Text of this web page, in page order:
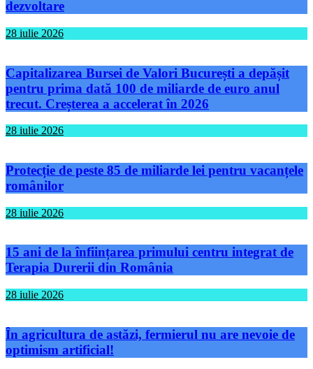
dezvoltare
28 iulie 2026
Capitalizarea Bursei de Valori București a depășit
pentru prima dată 100 de miliarde de euro anul
trecut. Creșterea a accelerat în 2026
28 iulie 2026
Protecție de peste 85 de miliarde lei pentru vacanțele
românilor
28 iulie 2026
15 ani de la înființarea primului centru integrat de
Terapia Durerii din România
28 iulie 2026
În agricultura de astăzi, fermierul nu are nevoie de
optimism artificial!